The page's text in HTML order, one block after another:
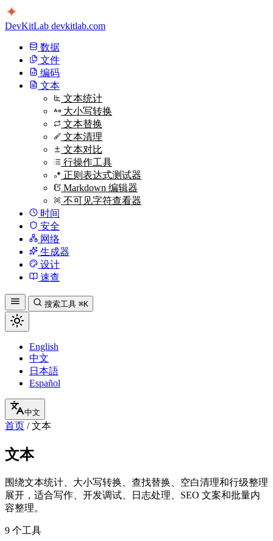
DevKitLab devkitlab.com
数据
文件
编码
文本
文本统计
大小写转换
文本替换
文本清理
文本对比
行操作工具
正则表达式测试器
Markdown 编辑器
不可见字符查看器
时间
安全
网络
生成器
设计
速查
搜索工具 ⌘K
English
中文
日本語
Español
中文
首页 / 文本
文本
围绕文本统计、大小写转换、查找替换、空白清理和行级整理
展开，适合写作、开发调试、日志处理、SEO 文案和批量内
容整理。
9 个工具